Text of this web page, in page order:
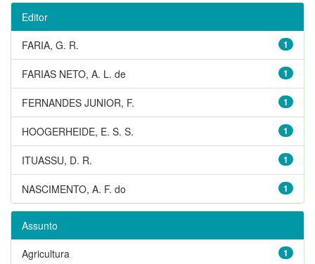
Editor
1
FARIA, G. R.
1
FARIAS NETO, A. L. de
1
FERNANDES JUNIOR, F.
1
HOOGERHEIDE, E. S. S.
1
ITUASSU, D. R.
1
NASCIMENTO, A. F. do
Assunto
1
Agricultura